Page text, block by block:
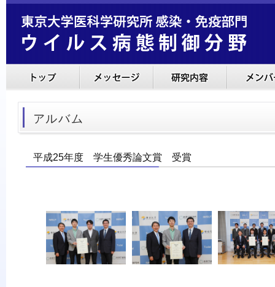
アルバム
平成25年度 学生優秀論文賞 受賞